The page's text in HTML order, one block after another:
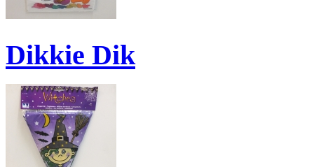
Dikkie Dik